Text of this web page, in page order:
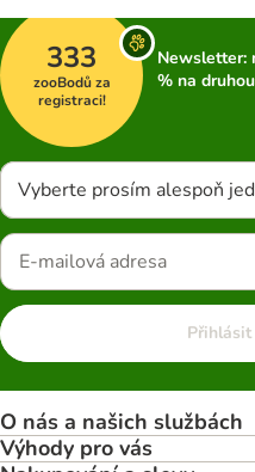
333
zooBodů za
registraci!
Newsletter:
% na
Vyberte prosím alespoň
Přihlásit
O nás a našich službách
Výhody pro vás